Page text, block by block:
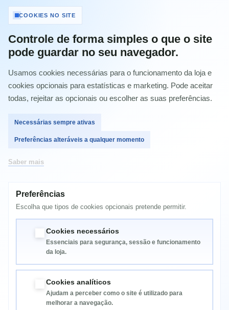
-20%
26,94 €com IVA
CM4540
COOKIES NO SITE
Controle de forma simples o que o site
pode guardar no seu navegador.
Usamos cookies necessárias para o funcionamento da loja e
cookies opcionais para estatísticas e marketing. Pode aceitar
todas, rejeitar as opcionais ou escolher as suas preferências.
Necessárias sempre ativas
Preferências alteráveis a qualquer momento
Saber mais
Preferências
Escolha que tipos de cookies opcionais pretende permitir.
Cookies necessários
Essenciais para segurança, sessão e funcionamento
da loja.
Cookies analíticos
Ajudam a perceber como o site é utilizado para
melhorar a navegação.